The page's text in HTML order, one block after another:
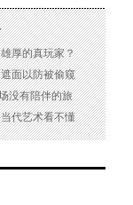
厚的真玩家？
面以防被偷窥
没有陪伴的旅
代艺术看不懂